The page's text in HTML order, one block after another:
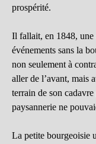
prospérité.
Il fallait, en 1848, une
événements sans la
non seulement à
aller de l’avant, mais
terrain de son
paysannerie ne
La petite bourgeoisie